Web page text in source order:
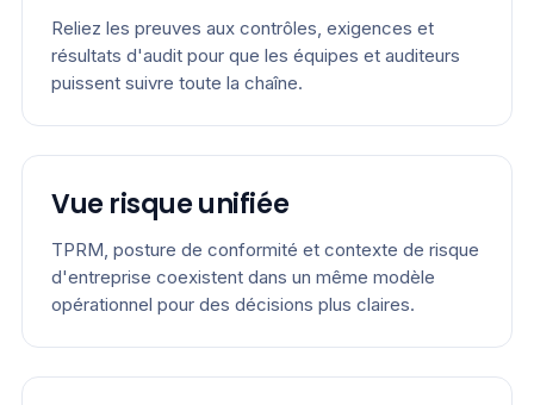
Reliez les preuves aux contrôles, exigences et
résultats d'audit pour que les équipes et auditeurs
puissent suivre toute la chaîne.
Vue risque unifiée
TPRM, posture de conformité et contexte de risque
d'entreprise coexistent dans un même modèle
opérationnel pour des décisions plus claires.